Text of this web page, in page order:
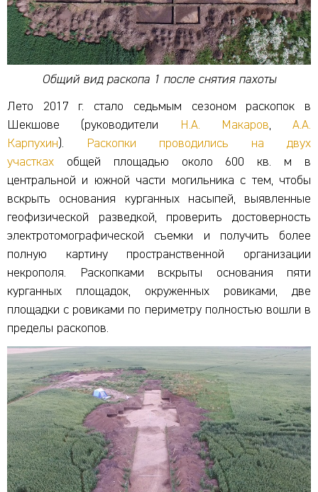
Общий вид раскопа 1 после снятия пахоты
Лето 2017 г. стало седьмым сезоном раскопок в
Шекшове (руководители
Н.А. Макаров, А.А.
Карпухин).
Раскопки проводились на двух
участках общей площадью около 600 кв. м в
центральной и южной части могильника с тем, чтобы
вскрыть основания курганных насыпей, выявленные
геофизической разведкой, проверить достоверность
электротомографической съемки и получить более
полную картину пространственной организации
некрополя. Раскопками вскрыты основания пяти
курганных площадок, окруженных ровиками, две
площадки с ровиками по периметру полностью вошли в
пределы раскопов.